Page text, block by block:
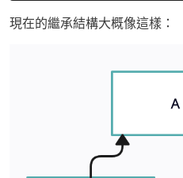
現在的繼承結構大概像這樣：